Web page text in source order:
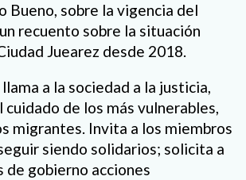
Bueno, sobre la vigencia del
recuento sobre la situación
Juearez desde 2018.
a la sociedad a la justicia,
cuidado de los más vulnerables,
migrantes. Invita a los miembros
siendo solidarios; solicita a
de gobierno acciones